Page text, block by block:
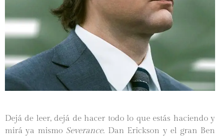
Dejá de leer, dejá de hacer todo lo que estás haciendo y
mirá ya mismoSeverance. Dan Erickson y el gran Ben